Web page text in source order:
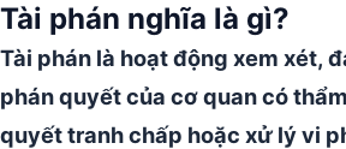
Tài phán nghĩa là gì?
Tài phán là hoạt động xem xét,
phán quyết của cơ quan có
quyết tranh chấp hoặc xử lý vi